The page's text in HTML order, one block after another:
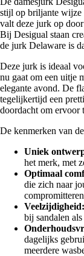
stijl op briljante wijze
valt deze jurk op
Bij Desigual staan
de jurk Delaware is
Deze jurk is ideaal
nu gaat om een uitje
elegante avond. De
tegelijkertijd een
doordacht om ervoor
De kenmerken van
Uniek
het merk, met
Optimaal
die zich naar
Veelzijdigheid:
bij sandalen
dagelijks
meerdere